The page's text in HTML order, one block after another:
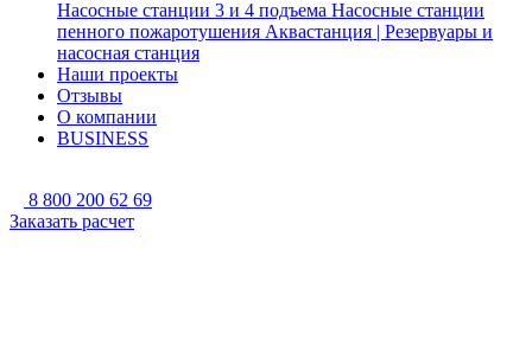
Насосные станции 3 и 4 подъема Насосные станции
пенного пожаротушения Аквастанция | Резервуары и
насосная станция
Наши проекты
Отзывы
О компании
BUSINESS
8 800 200 62 69
Заказать расчет